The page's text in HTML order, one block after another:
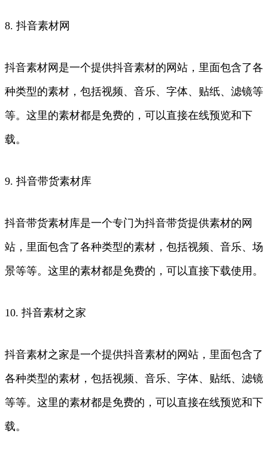
8. 抖音素材网
抖音素材网是一个提供抖音素材的网站，里面包含了各
种类型的素材，包括视频、音乐、字体、贴纸、滤镜等
等。这里的素材都是免费的，可以直接在线预览和下
载。
9. 抖音带货素材库
抖音带货素材库是一个专门为抖音带货提供素材的网
站，里面包含了各种类型的素材，包括视频、音乐、场
景等等。这里的素材都是免费的，可以直接下载使用。
10. 抖音素材之家
抖音素材之家是一个提供抖音素材的网站，里面包含了
各种类型的素材，包括视频、音乐、字体、贴纸、滤镜
等等。这里的素材都是免费的，可以直接在线预览和下
载。